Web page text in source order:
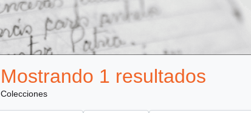
Mostrando 1 resultados
Colecciones